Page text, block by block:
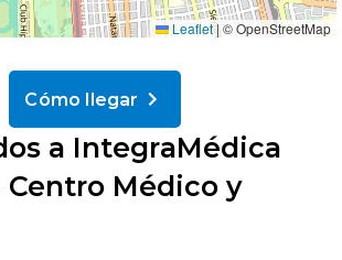
a IntegraMédica
Centro Médico y
Leaflet|© OpenStreetMap
Cómo llegar